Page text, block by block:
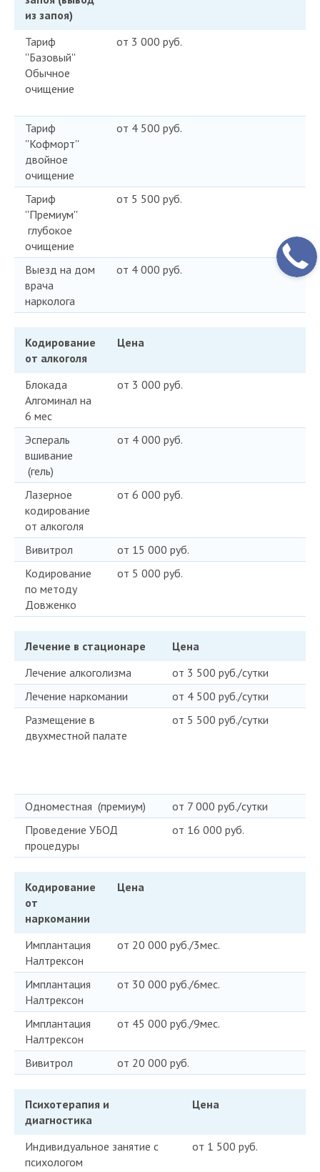
из запоя)
Тариф
''Базовый''
Обычное
очищение
от 3 000 руб.
Тариф
''Кофморт''
двойное
очищение
от 4 500 руб.
Тариф
''Премиум''
глубокое
очищение
от 5 500 руб.
Выезд на дом
врача
нарколога
от 4 000 руб.
Кодирование
от алкоголя
Цена
Блокада
Алгоминал на
6 мес
от 3 000 руб.
Эспераль
вшивание
(гель)
от 4 000 руб.
Лазерное
кодирование
от алкоголя
от 6 000 руб.
Вивитрол
от 15 000 руб.
Кодирование
по методу
Довженко
от 5 000 руб.
Лечение в стационаре
Цена
Лечение алкоголизма
от 3 500 руб./сутки
Лечение наркомании
от 4 500 руб./сутки
Размещение в
двухместной палате
от 5 500 руб./сутки
Одноместная (премиум)
от 7 000 руб./сутки
Проведение УБОД
процедуры
от 16 000 руб.
Кодирование
от
наркомании
Цена
Имплантация
Налтрексон
от 20 000 руб./3мес.
Имплантация
Налтрексон
от 30 000 руб./6мес.
Имплантация
Налтрексон
от 45 000 руб./9мес.
Вивитрол от 20 000 руб.
Психотерапия и
диагностика
Цена
Индивидуальное занятие с
психологом
от 1 500 руб.